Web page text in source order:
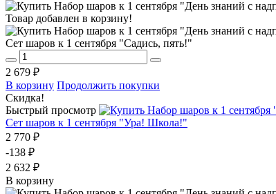
Товар добавлен в корзину!
Сет шаров к 1 сентября "Садись, пять!"
2 679 ₽
В корзину Продолжить покупки
Скидка!
Быстрый просмотр
Сет шаров к 1 сентября "Ура! Школа!"
2 770 ₽
-138 ₽
2 632 ₽
В корзину